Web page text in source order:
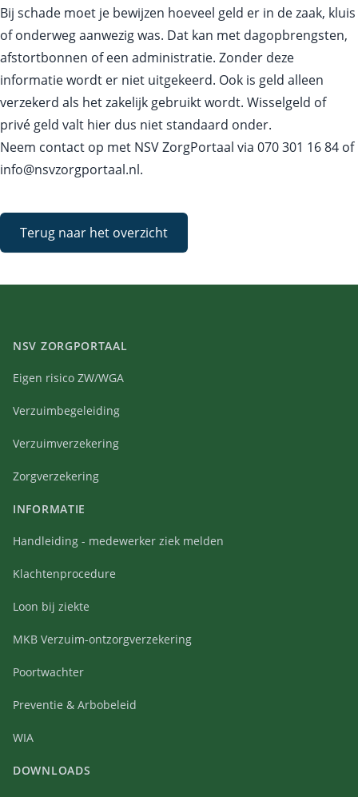
Bij schade moet je bewijzen hoeveel geld er in de zaak, kluis
of onderweg aanwezig was. Dat kan met dagopbrengsten,
afstortbonnen of een administratie. Zonder deze
informatie wordt er niet uitgekeerd. Ook is geld alleen
verzekerd als het zakelijk gebruikt wordt. Wisselgeld of
privé geld valt hier dus niet standaard onder.
Neem contact op met NSV ZorgPortaal via 070 301 16 84 of
info@nsvzorgportaal.nl.
Terug naar het overzicht
NSV ZORGPORTAAL
Eigen risico ZW/WGA
Verzuimbegeleiding
Verzuimverzekering
Zorgverzekering
INFORMATIE
Handleiding - medewerker ziek melden
Klachtenprocedure
Loon bij ziekte
MKB Verzuim-ontzorgverzekering
Poortwachter
Preventie & Arbobeleid
WIA
DOWNLOADS